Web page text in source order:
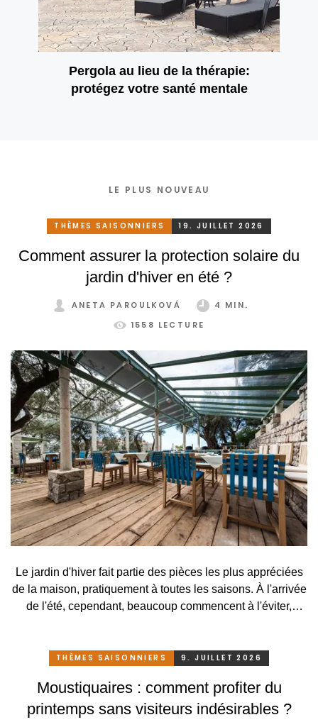
Pergola au lieu de la thérapie:
protégez votre santé mentale
LE PLUS NOUVEAU
THÈMES SAISONNIERS 19. JUILLET 2026
Comment assurer la protection solaire du
jardin d'hiver en été ?
ANETA PAROULKOVÁ
4 MIN.
1558 LECTURE
Le jardin d'hiver fait partie des pièces les plus appréciées
de la maison, pratiquement à toutes les saisons. À l'arrivée
de l'été, cependant, beaucoup commencent à l'éviter,
qu'en un lieu agréable de détente. C'est pourtant
de protection solaire adapté, pratique et astucieux, vous
pouvez profiter de votre jardin d'hiver confortablement et
THÈMES SAISONNIERS 9. JUILLET 2026
Moustiquaires : comment profiter du
printemps sans visiteurs indésirables ?